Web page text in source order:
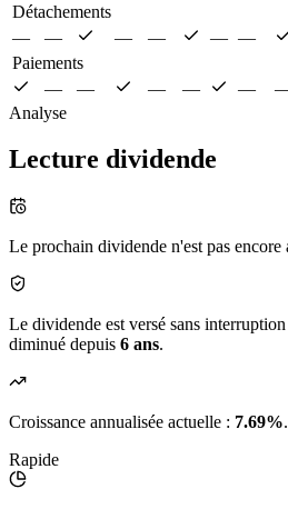
Détachements
—
— — — — —
Paiements
—
— — — —
Analyse
Lecture dividende
Le prochain dividende n'est pas encore
Le dividende est versé sans
diminué depuis 6 ans.
Croissance annualisée actuelle : 7.69%.
Rapide